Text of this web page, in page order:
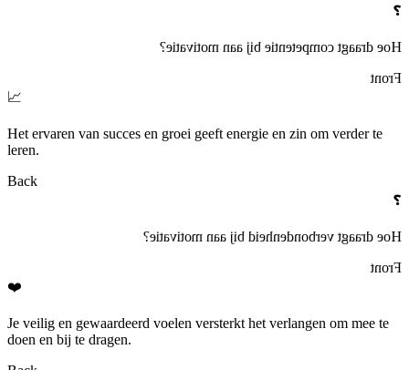
❓
Hoe draagt competentie bij aan motivatie?
Front
📈
Het ervaren van succes en groei geeft energie en zin om verder te
leren.
Back
❓
Hoe draagt verbondenheid bij aan motivatie?
Front
❤️
Je veilig en gewaardeerd voelen versterkt het verlangen om mee te
doen en bij te dragen.